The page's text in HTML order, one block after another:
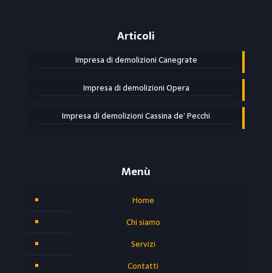
Articoli
Impresa di demolizioni Canegrate
Impresa di demolizioni Opera
Impresa di demolizioni Cassina de’ Pecchi
Menù
Home
Chi siamo
Servizi
Contatti